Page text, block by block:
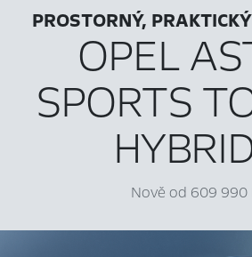
PROSTORNÝ,
OPEL
SPORTS
Nově od 609 990